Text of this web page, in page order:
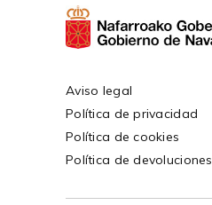
Aviso legal
Política de privacidad
Política de cookies
Política de devoluciones